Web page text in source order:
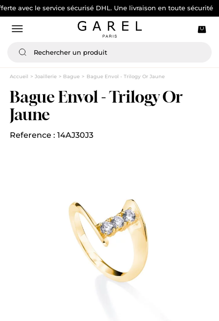
le service sécurisé DHL. Une livraison en toute sécurité
Accueil Joaillerie Bague Bague Envol - Trilogy Or Jaune
Bague Envol - Trilogy Or
Jaune
Reference : 14AJ30J3